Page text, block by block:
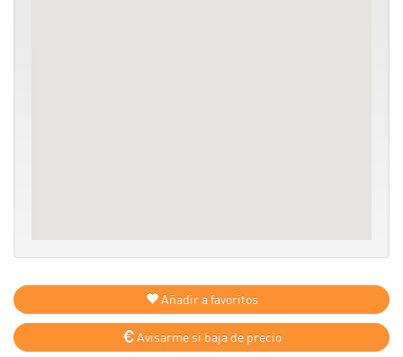
Añadir a favoritos
Avisarme si baja de precio